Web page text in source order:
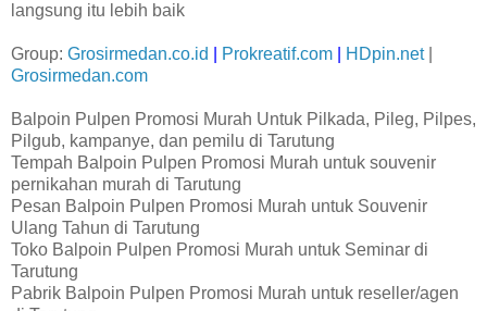
langsung itu lebih baik
Group: Grosirmedan.co.id Prokreatif.com HDpin.net|
Grosirmedan.com
Balpoin Pulpen Promosi Murah Untuk Pilkada, Pileg, Pilpes,
Pilgub, kampanye, dan pemilu di Tarutung
Tempah Balpoin Pulpen Promosi Murah untuk souvenir
pernikahan murah di Tarutung
Pesan Balpoin Pulpen Promosi Murah untuk Souvenir
Ulang Tahun di Tarutung
Toko Balpoin Pulpen Promosi Murah untuk Seminar di
Tarutung
Pabrik Balpoin Pulpen Promosi Murah untuk reseller/agen